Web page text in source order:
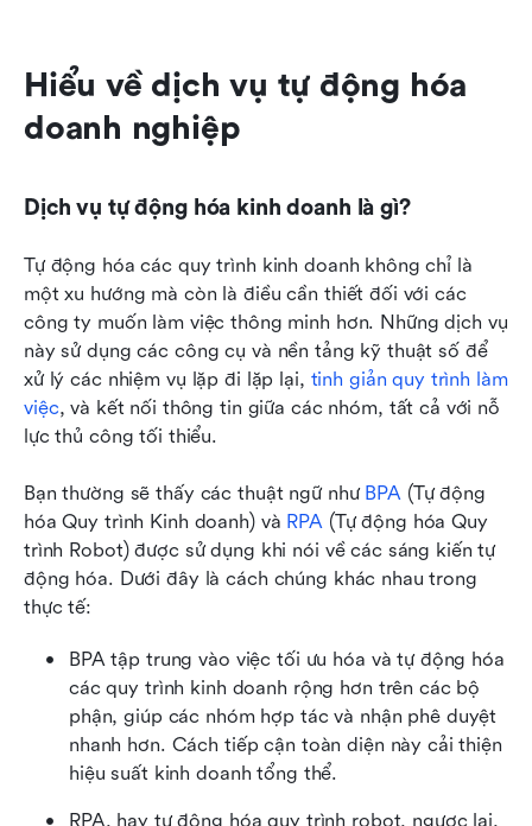
Hiểu về dịch vụ tự động hóa
doanh nghiệp
Dịch vụ tự động hóa kinh doanh là gì?
Tự động hóa các quy trình kinh doanh không chỉ là
một xu hướng mà còn là điều cần thiết đối với các
công ty muốn làm việc thông minh hơn. Những dịch vụ
này sử dụng các công cụ và nền tảng kỹ thuật số để
xử lý các nhiệm vụ lặp đi lặp lại, tinh giản quy trình làm
việc, và kết nối thông tin giữa các nhóm, tất cả với nỗ
lực thủ công tối thiểu.
Bạn thường sẽ thấy các thuật ngữ như BPA (Tự động
hóa Quy trình Kinh doanh) và RPA (Tự động hóa Quy
trình Robot) được sử dụng khi nói về các sáng kiến tự
động hóa. Dưới đây là cách chúng khác nhau trong
thực tế:
BPA tập trung vào việc tối ưu hóa và tự động hóa
các quy trình kinh doanh rộng hơn trên các bộ
phận, giúp các nhóm hợp tác và nhận phê duyệt
nhanh hơn. Cách tiếp cận toàn diện này cải thiện
hiệu suất kinh doanh tổng thể.
RPA, hay tự động hóa quy trình robot, ngược lại,